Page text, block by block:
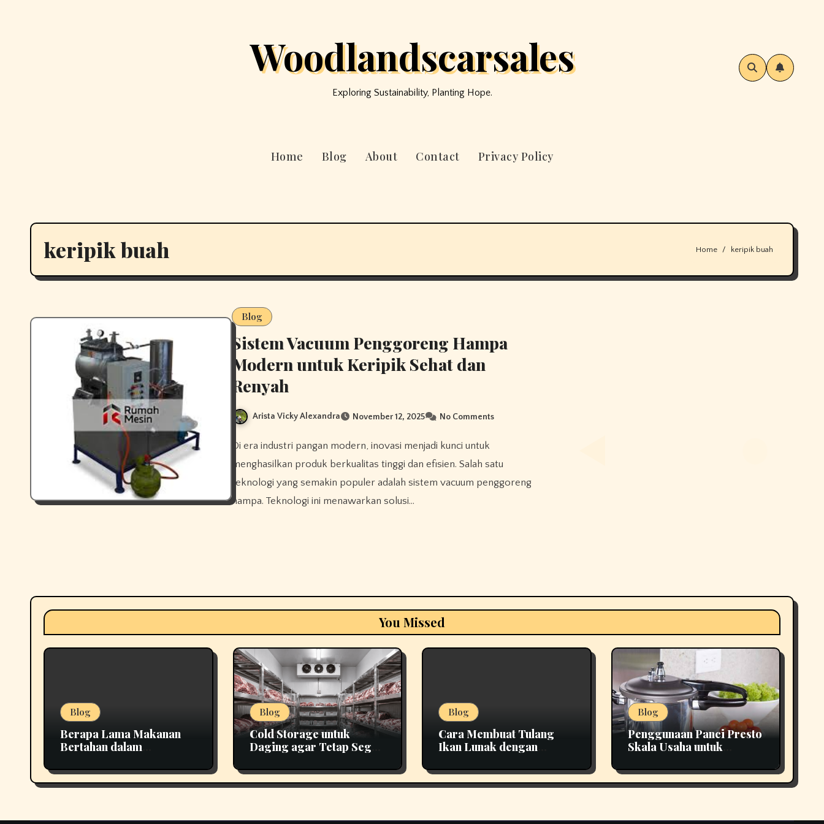
Woodlandscarsales
Exploring Sustainability, Planting Hope.
Home Blog About Contact Privacy Policy
keripik buah Home keripik buah
Blog
Sistem Vacuum Penggoreng Hampa
Modern untuk Keripik Sehat dan
Renyah
Arista Vicky Alexandra November 12, 2025 No Comments
Di era industri pangan modern, inovasi menjadi kunci untuk
menghasilkan produk berkualitas tinggi dan efisien. Salah satu
teknologi yang semakin populer adalah sistem vacuum penggoreng
hampa. Teknologi ini menawarkan solusi…
You Missed
Blog
Berapa Lama Makanan
Bertahan dalam
Blog
Cold Storage untuk
Daging agar Tetap Segar
Blog
Cara Membuat Tulang
Ikan Lunak dengan
Blog
Penggunaan Panci Presto
Skala Usaha untuk
Efisien